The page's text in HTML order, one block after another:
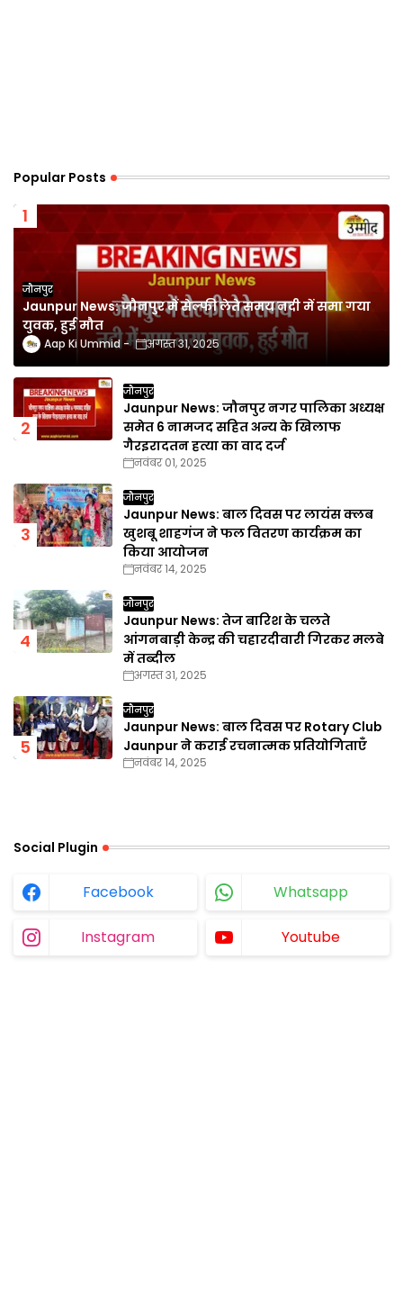
Popular Posts
जौनपुर
Jaunpur News: जौनपुर में सेल्फी लेते समय नदी में समा गया
युवक, हुई मौत
Aap Ki Ummid अगस्त 31, 2025
जौनपुर
Jaunpur News: जौनपुर नगर पालिका अध्यक्ष
समेत 6 नामजद सहित अन्य के खिलाफ
गैरइरादतन हत्या का वाद दर्ज
नवंबर 01, 2025
जौनपुर
Jaunpur News: बाल दिवस पर लायंस क्लब
खुशबू शाहगंज ने फल वितरण कार्यक्रम का
किया आयोजन
नवंबर 14, 2025
जौनपुर
Jaunpur News: तेज बारिश के चलते
आंगनबाड़ी केन्द्र की चहारदीवारी गिरकर मलबे
में तब्दील
अगस्त 31, 2025
जौनपुर
Jaunpur News: बाल दिवस पर Rotary Club
Jaunpur ने कराई रचनात्मक प्रतियोगिताएँ
नवंबर 14, 2025
Social Plugin
Facebook Whatsapp
Instagram Youtube